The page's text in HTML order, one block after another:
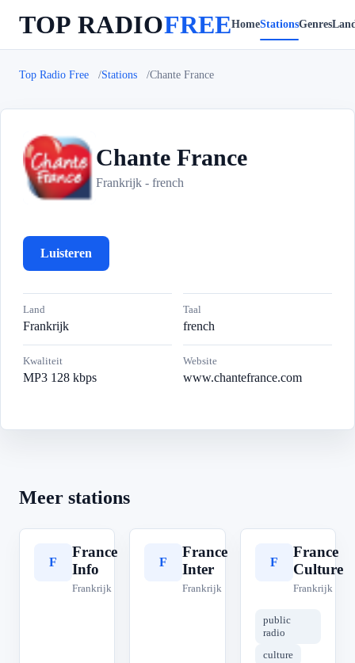
TOP RADIOFREEHomeStationsGenres
Top Radio Free Stations Chante France
C Chante France
Frankrijk - french
Luisteren
Land
Frankrijk
Taal
french
Kwaliteit
MP3 128 kbps
Website
www.chantefrance.com
Meer stations
F
France
Info
Frankrijk
F
France
Inter
Frankrijk
F
France
Culture
Frankrijk
public
radio
culture